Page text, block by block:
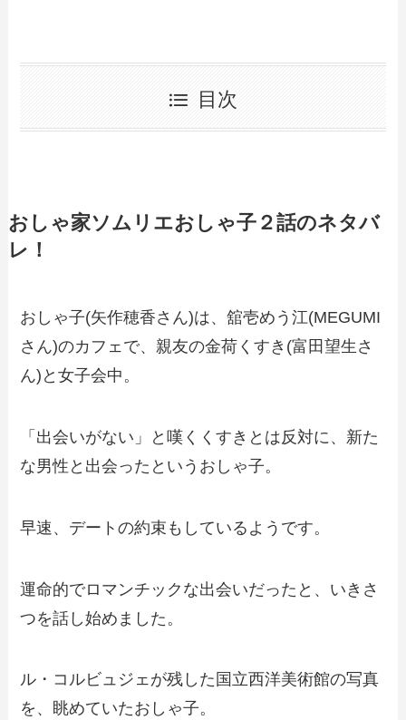
目次
おしゃ家ソムリエおしゃ子２話のネタバ
レ！
おしゃ子(矢作穂香さん)は、舘壱めう江(MEGUMI
さん)のカフェで、親友の金荷くすき(富田望生さ
ん)と女子会中。
「出会いがない」と嘆くくすきとは反対に、新た
な男性と出会ったというおしゃ子。
早速、デートの約束もしているようです。
運命的でロマンチックな出会いだったと、いきさ
つを話し始めました。
ル・コルビュジェが残した国立西洋美術館の写真
を、眺めていたおしゃ子。